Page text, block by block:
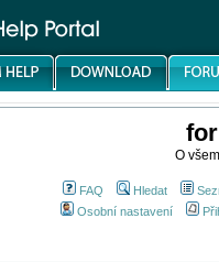
O
FAQ Hledat
Osobní nastavení